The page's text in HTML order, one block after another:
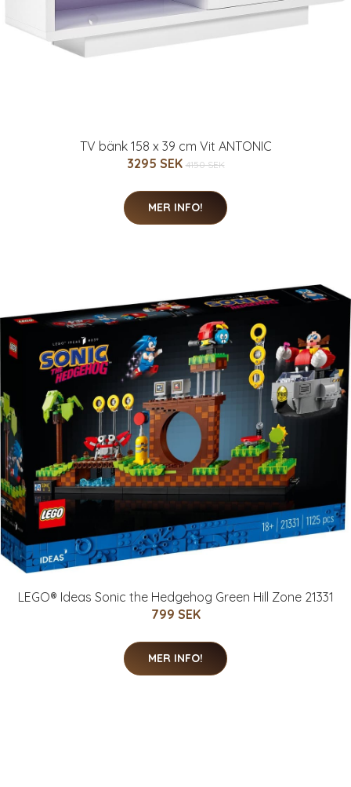
TV bänk 158 x 39 cm Vit ANTONIC
3295 SEK 4150 SEK
MER INFO!
LEGO® Ideas Sonic the Hedgehog Green Hill Zone 21331
799 SEK
MER INFO!